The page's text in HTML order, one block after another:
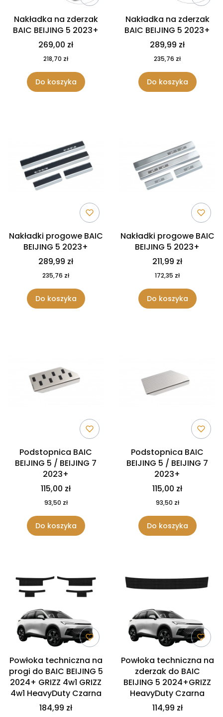
Nakładka na zderzak
BAIC BEIJING 5 2023+
269,00 zł
218,70 zł
Do koszyka
Nakładka na zderzak
BAIC BEIJING 5 2023+
289,99 zł
235,76 zł
Do koszyka
Nakładki progowe BAIC
BEIJING 5 2023+
289,99 zł
235,76 zł
Do koszyka
Nakładki progowe BAIC
BEIJING 5 2023+
211,99 zł
172,35 zł
Do koszyka
Podstopnica BAIC
BEIJING 5 / BEIJING 7
2023+
115,00 zł
93,50 zł
Do koszyka
Podstopnica BAIC
BEIJING 5 / BEIJING 7
2023+
115,00 zł
93,50 zł
Do koszyka
Powłoka techniczna na
progi do BAIC BEIJING 5
2024+ GRIZZ 4w1 GRIZZ
4w1 HeavyDuty Czarna
184,99 zł
Powłoka techniczna na
zderzak do BAIC
BEIJING 5 2024+GRIZZ
HeavyDuty Czarna
114,99 zł